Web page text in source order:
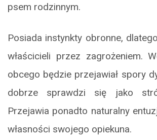
psem rodzinnym.
Posiada instynkty obronne,
właścicieli przez zagrożeniem.
obcego będzie przejawiał spory
dobrze sprawdzi się jako
Przejawia ponadto naturalny
własności swojego opiekuna.